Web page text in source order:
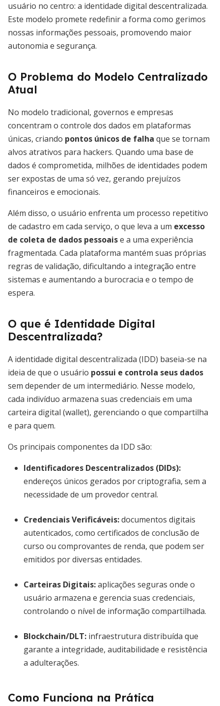
usuário no centro: a identidade digital descentralizada.
Este modelo promete redefinir a forma como gerimos
nossas informações pessoais, promovendo maior
autonomia e segurança.
O Problema do Modelo Centralizado
Atual
No modelo tradicional, governos e empresas
concentram o controle dos dados em plataformas
únicas, criando pontos únicos de falha que se tornam
alvos atrativos para hackers. Quando uma base de
dados é comprometida, milhões de identidades podem
ser expostas de uma só vez, gerando prejuízos
financeiros e emocionais.
Além disso, o usuário enfrenta um processo repetitivo
de cadastro em cada serviço, o que leva a um excesso
de coleta de dados pessoaise a uma experiência
fragmentada. Cada plataforma mantém suas próprias
regras de validação, dificultando a integração entre
sistemas e aumentando a burocracia e o tempo de
espera.
O que é Identidade Digital
Descentralizada?
A identidade digital descentralizada (IDD) baseia-se na
ideia de que o usuário possui e controla seus dados
sem depender de um intermediário. Nesse modelo,
cada indivíduo armazena suas credenciais em uma
carteira digital (wallet), gerenciando o que compartilha
e para quem.
Os principais componentes da IDD são:
Identificadores Descentralizados (DIDs):
endereços únicos gerados por criptografia, sem a
necessidade de um provedor central.
Credenciais Verificáveis:documentos digitais
autenticados, como certificados de conclusão de
curso ou comprovantes de renda, que podem ser
emitidos por diversas entidades.
Carteiras Digitais:aplicações seguras onde o
usuário armazena e gerencia suas credenciais,
controlando o nível de informação compartilhada.
Blockchain/DLT: infraestrutura distribuída que
garante a integridade, auditabilidade e resistência
a adulterações.
Como Funciona na Prática